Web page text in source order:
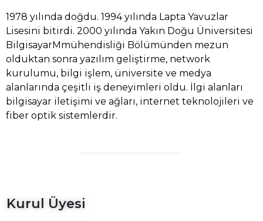
1978 yılında doğdu. 1994 yılında Lapta Yavuzlar
Lisesini bitirdi. 2000 yılında Yakın Doğu Üniversitesi
BilgisayarMmühendisliği Bölümünden mezun
olduktan sonra yazılım geliştirme, network
kurulumu, bilgi işlem, üniversite ve medya
alanlarında çeşitli iş deneyimleri oldu. İlgi alanları
bilgisayar iletişimi ve ağları, internet teknolojileri ve
fiber optik sistemlerdir.
Kurul Üyesi